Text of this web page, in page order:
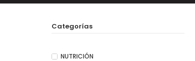
Categorías
NUTRICIÓN